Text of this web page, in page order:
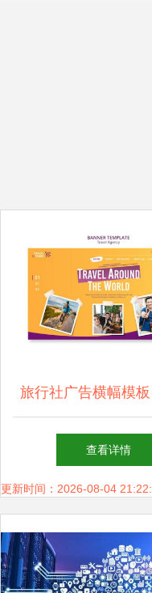
旅行社广告横幅模
务
查看详情
更新时间：2026-08-04